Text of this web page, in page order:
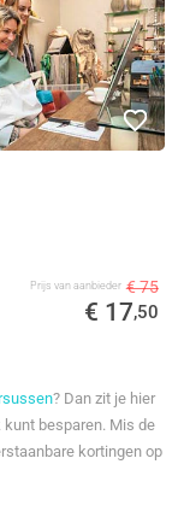
Prijs van aanbieder € 75
€ 17,50
? Dan zit je hier
besparen. Mis de
kortingen op